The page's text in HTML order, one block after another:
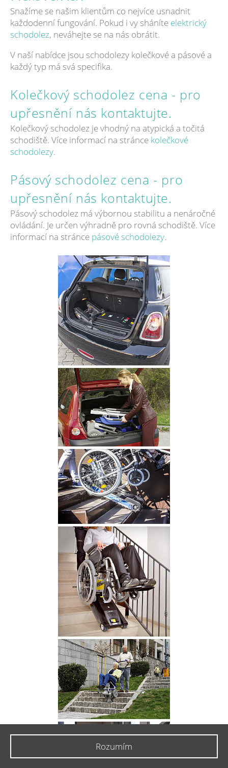
Snažíme se našim klientům co nejvíce usnadnit
každodenní fungování. Pokud i vy sháníte elektrický
schodolez, neváhejte se na nás obrátit.
V naší nabídce jsou schodolezy kolečkové a pásové a
každý typ má svá specifika.
Kolečkový schodolez cena - pro
upřesnění nás kontaktujte.
Kolečkový schodolez je vhodný na atypická a točitá
schodiště. Více informací na stránce kolečkové
schodolezy.
Pásový schodolez cena - pro
upřesnění nás kontaktujte.
Pásový schodolez má výbornou stabilitu a nenáročné
ovládání. Je určen výhradně pro rovná schodiště. Více
informací na stránce pásové schodolezy.
Rozumím